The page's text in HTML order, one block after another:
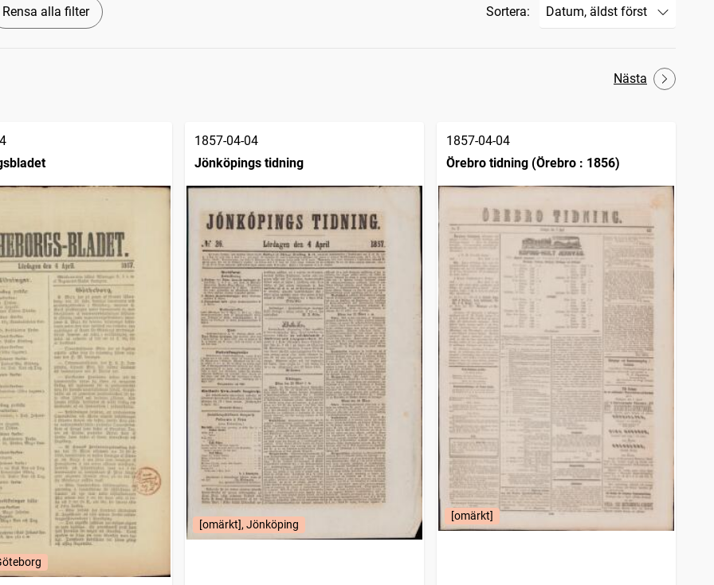
Rensa alla filter Sortera:
Nästa
1857-04-04
Jönköpings tidning
[omärkt], Jönköping
1857-04-04
Örebro tidning (Örebro : 1856)
[omärkt]